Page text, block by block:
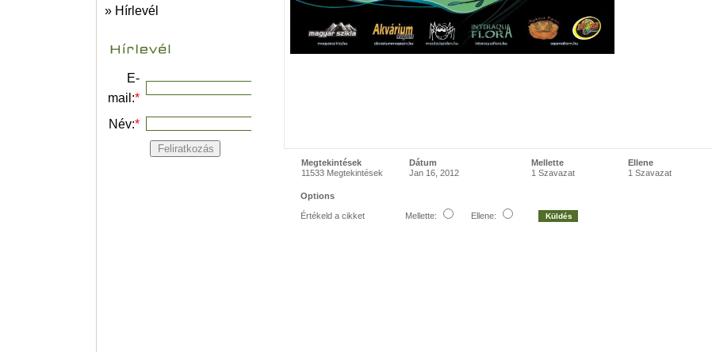
» Hírlevél
E-
mail:*
Név:*
Megtekintések Dátum Mellette
Ellene
11533 Megtekintések
Jan 16, 2012 1 Szavazat 1 Szavazat
Options
Értékeld a cikket Mellette: Ellene: